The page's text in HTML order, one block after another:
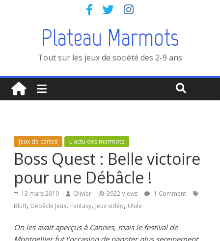
Plateau Marmots
Tout sur les jeux de société des 2-9 ans
Jeux de cartes L'actu des marmots
Boss Quest : Belle victoire
pour une Débâcle !
13 mars 2019 Olivier 3922 Views
1 Comment
Bluff, Débâcle Jeux, Fantasy, Jeux vidéo, Ulule
On les avait aperçus à Cannes, mais le festival de
Montpellier fut l’occasion de papoter plus sereinement.